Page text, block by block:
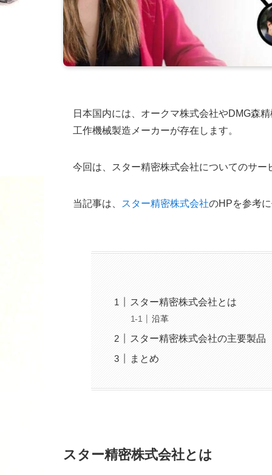
日本国内には、オークマ株式会社やDMG森
工作機械製造メーカーが存在します。
今回は、スター精密株式会社についてのサ
当記事は、 スター精密株式会社のHPを参考
スター精密株式会社とは
沿革
スター精密株式会社の主要製品
まとめ
スター精密株式会社とは